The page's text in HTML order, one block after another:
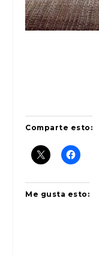
Comparte esto:
Me gusta esto: